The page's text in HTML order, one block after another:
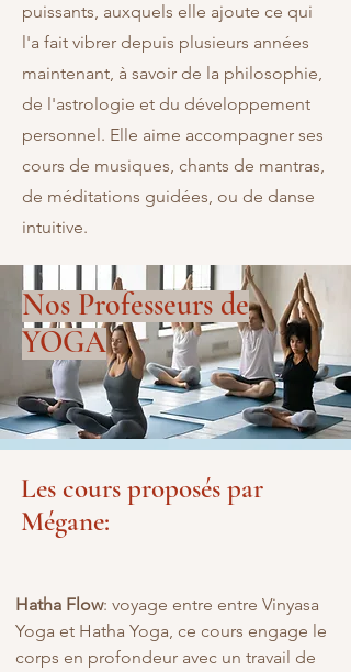
puissants, auxquels elle ajoute ce qui
l'a fait vibrer depuis plusieurs années
maintenant, à savoir de la philosophie,
de l'astrologie et du développement
personnel. Elle aime accompagner ses
cours de musiques, chants de mantras,
de méditations guidées, ou de danse
intuitive.
Nos Professeurs de
YOGA
Les cours proposés par
Mégane:
Hatha Flow: voyage entre entre Vinyasa
Yoga et Hatha Yoga, ce cours engage le
corps en profondeur avec un travail de